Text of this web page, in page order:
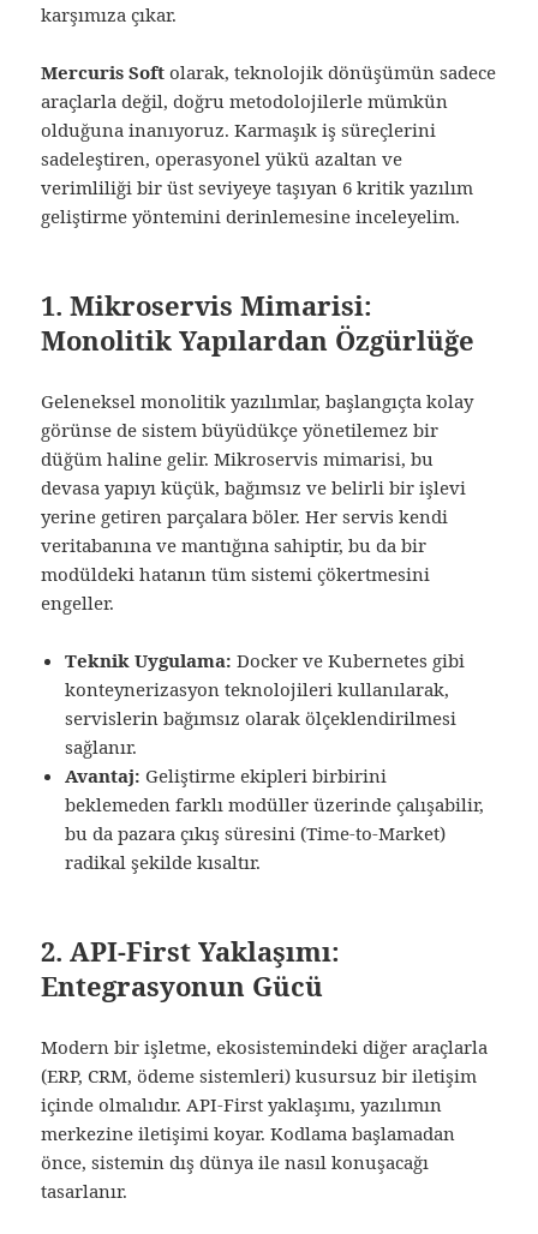
karşımıza çıkar.
Mercuris Soft olarak, teknolojik dönüşümün sadece
araçlarla değil, doğru metodolojilerle mümkün
olduğuna inanıyoruz. Karmaşık iş süreçlerini
sadeleştiren, operasyonel yükü azaltan ve
verimliliği bir üst seviyeye taşıyan 6 kritik yazılım
geliştirme yöntemini derinlemesine inceleyelim.
1. Mikroservis Mimarisi:
Monolitik Yapılardan Özgürlüğe
Geleneksel monolitik yazılımlar, başlangıçta kolay
görünse de sistem büyüdükçe yönetilemez bir
düğüm haline gelir. Mikroservis mimarisi, bu
devasa yapıyı küçük, bağımsız ve belirli bir işlevi
yerine getiren parçalara böler. Her servis kendi
veritabanına ve mantığına sahiptir, bu da bir
modüldeki hatanın tüm sistemi çökertmesini
engeller.
Teknik Uygulama: Docker ve Kubernetes gibi
konteynerizasyon teknolojileri kullanılarak,
servislerin bağımsız olarak ölçeklendirilmesi
sağlanır.
Avantaj: Geliştirme ekipleri birbirini
beklemeden farklı modüller üzerinde çalışabilir,
bu da pazara çıkış süresini (Time-to-Market)
radikal şekilde kısaltır.
2. API-First Yaklaşımı:
Entegrasyonun Gücü
Modern bir işletme, ekosistemindeki diğer araçlarla
(ERP, CRM, ödeme sistemleri) kusursuz bir iletişim
içinde olmalıdır. API-First yaklaşımı, yazılımın
merkezine iletişimi koyar. Kodlama başlamadan
önce, sistemin dış dünya ile nasıl konuşacağı
tasarlanır.